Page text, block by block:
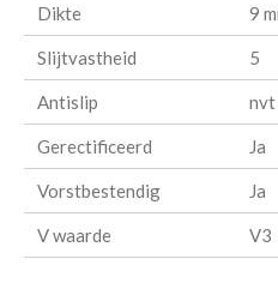
Dikte 9
Slijtvastheid 5
Antislip nvt
Gerectificeerd Ja
Vorstbestendig Ja
V waarde V3